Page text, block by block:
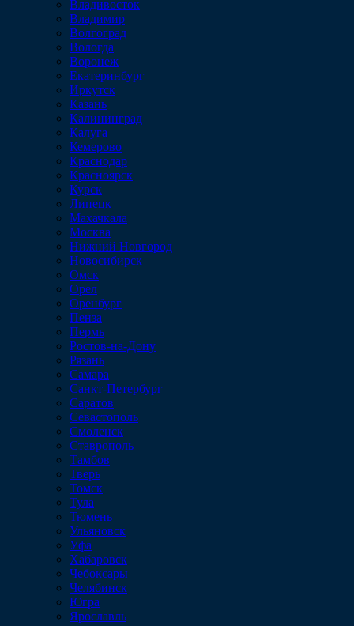
Владивосток
Владимир
Волгоград
Вологда
Воронеж
Екатеринбург
Иркутск
Казань
Калининград
Калуга
Кемерово
Краснодар
Красноярск
Курск
Липецк
Махачкала
Москва
Нижний Новгород
Новосибирск
Омск
Орел
Оренбург
Пенза
Пермь
Ростов-на-Дону
Рязань
Самара
Санкт-Петербург
Саратов
Севастополь
Смоленск
Ставрополь
Тамбов
Тверь
Томск
Тула
Тюмень
Ульяновск
Уфа
Хабаровск
Чебоксары
Челябинск
Югра
Ярославль